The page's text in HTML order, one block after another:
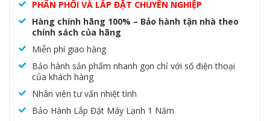
PHÂN PHỐI VÀ LẮP ĐẶT CHUYÊN NGHIỆP
Hàng chính hãng 100% – Bảo hành tận nhà theo
chính sách của hãng
Miễn phí giao hàng
Bảo hành sản phẩm nhanh gọn chỉ với số điện thoại
của khách hàng
Nhân viên tư vấn nhiệt tình
Bảo Hành Lắp Đặt Máy Lạnh 1 Năm